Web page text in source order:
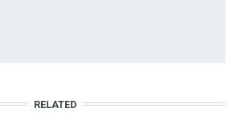
RELATED